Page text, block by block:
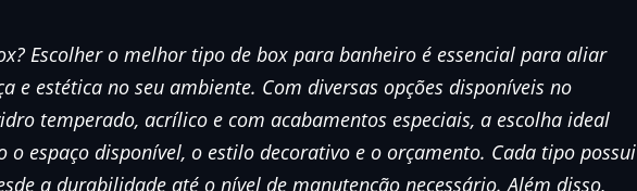
Escolher o melhor tipo de box para banheiro é essencial para aliar
e estética no seu ambiente. Com diversas opções disponíveis no
temperado, acrílico e com acabamentos especiais, a escolha ideal
o espaço disponível, o estilo decorativo e o orçamento. Cada tipo possui
a durabilidade até o nível de manutenção necessário. Além disso,